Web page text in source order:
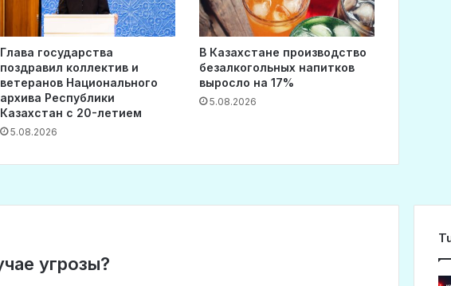
Глава государства
поздравил коллектив и
ветеранов Национального
архива Республики
Казахстан с 20-летием
5.08.2026
В Казахстане производство
безалкогольных напитков
выросло на 17%
5.08.2026